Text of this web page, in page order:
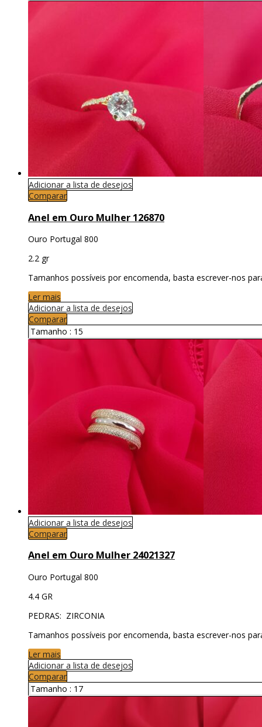
Adicionar a lista de desejos
Comparar
Anel em Ouro Mulher 126870
Ouro Portugal 800
2.2 gr
Tamanhos possíveis por encomenda, basta escrever-nos
Ler mais
Adicionar a lista de desejos
Comparar
Tamanho : 15
Adicionar a lista de desejos
Comparar
Anel em Ouro Mulher 24021327
Ouro Portugal 800
4.4 GR
PEDRAS: ZIRCONIA
Tamanhos possíveis por encomenda, basta escrever-nos
Ler mais
Adicionar a lista de desejos
Comparar
Tamanho : 17